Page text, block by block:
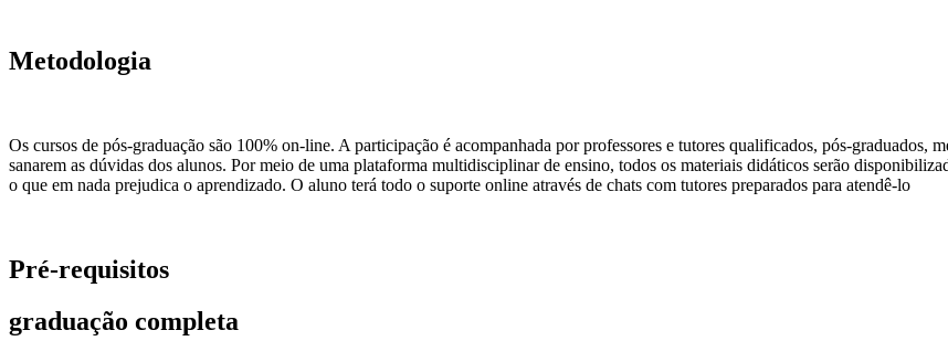
Metodologia
Os cursos de pós-graduação são 100% on-line. A participação é acompanhada por professores e tutores qualificados, pós-graduados,
sanarem as dúvidas dos alunos. Por meio de uma plataforma multidisciplinar de ensino, todos os materiais didáticos serão
o que em nada prejudica o aprendizado. O aluno terá todo o suporte online através de chats com tutores preparados para atendê-lo
Pré-requisitos
graduação completa